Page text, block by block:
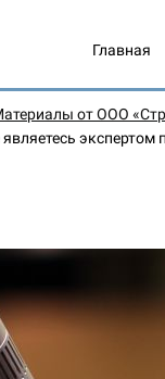
Главная
от ООО
экспертом